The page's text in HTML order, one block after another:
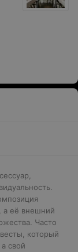
а её внешний
Часто
который
свой